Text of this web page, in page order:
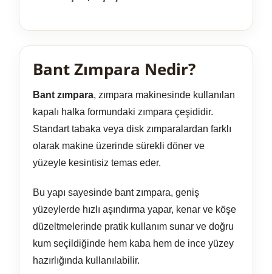
Bant Zımpara Nedir?
Bant zımpara, zımpara makinesinde kullanılan
kapalı halka formundaki zımpara çeşididir.
Standart tabaka veya disk zımparalardan farklı
olarak makine üzerinde sürekli döner ve
yüzeyle kesintisiz temas eder.
Bu yapı sayesinde bant zımpara, geniş
yüzeylerde hızlı aşındırma yapar, kenar ve köşe
düzeltmelerinde pratik kullanım sunar ve doğru
kum seçildiğinde hem kaba hem de ince yüzey
hazırlığında kullanılabilir.